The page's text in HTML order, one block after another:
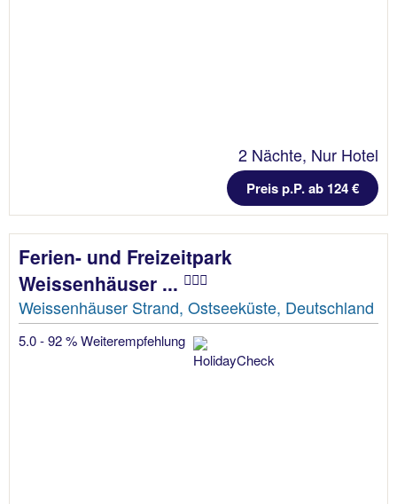
2 Nächte, Nur Hotel
Preis p.P. ab 124 €
Ferien- und Freizeitpark
Weissenhäuser ...
Weissenhäuser Strand, Ostseeküste, Deutschland
5.0 - 92 % Weiterempfehlung